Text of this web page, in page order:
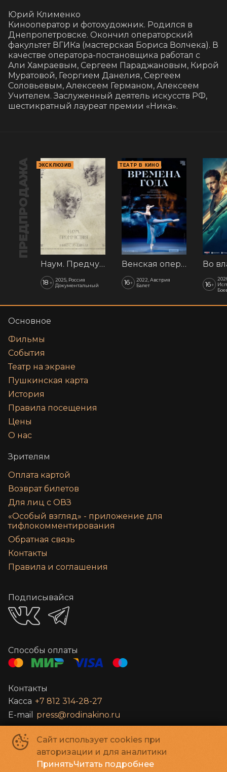
Юрий Клименко
Кинооператор и фотохудожник. Родился в
Днепропетровске. Окончил операторский
факультет ВГИКа (мастерская Бориса Волчека). В
качестве оператора-постановщика работал с
Али Хамраевым, Сергеем Параджановым, Кирой
Муратовой, Георгием Данелия, Сергеем
Соловьевым, Алексеем Германом, Алексеем
Учителем. Заслуженный деятель искусств РФ,
шестикратный лауреат премии «Ника».
ПРЕДПРОДАЖА ЭКСКЛЮЗИВ
Наум. Предчувствия
18 + 2025, Россия
Документальный
ТЕАТР В КИНО
Венская опера: Времена года
16+
2022, Австрия
Балет
16+
Сайт использует cookies при
авторизации и для аналитики
ПринятьЧитать подробнее
Основное
Фильмы
События
Театр на экране
Пушкинская карта
История
Правила посещения
Цены
О нас
Зрителям
Оплата картой
Возврат билетов
Для лиц с ОВЗ
«‎Особый взгляд» - приложение для
тифлокомментирования
Обратная связь
Контакты
Правила и соглашения
Подписывайся
Способы оплаты
Контакты
Касса +7 812 314-28-27
E-mail
press@rodinakino.ru
Санкт-Петербургское Государственное бюджетное учреждение
культуры «Петербург-кино» ©2022-2026
Powered byp24.app